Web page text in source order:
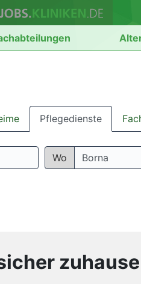
Pflegedienste
Wo